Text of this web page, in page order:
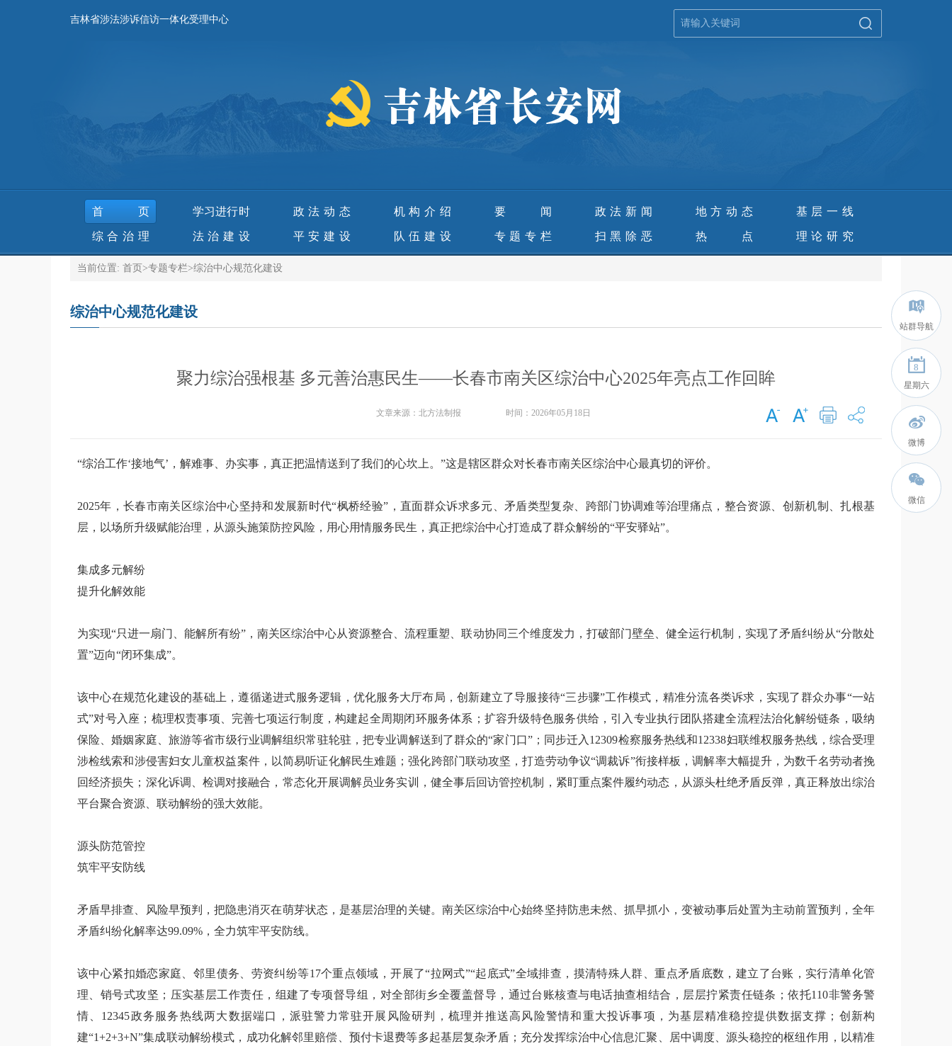
吉林省涉法涉诉信访一体化受理中心
首页 学习进行时 政法动态 机构介绍 要 闻 政法新闻 地方动态 基层一线
综合治理 法治建设 平安建设 队伍建设 专题专栏 扫黑除恶 热 点 理论研究
当前位置: 首页 >专题专栏>综治中心规范化建设
综治中心规范化建设
聚力综治强根基 多元善治惠民生——长春市南关区综治中心2025年亮点工作回眸
文章来源： 北方法制报 时间： 2026年05月18日
“综治工作‘接地气’，解难事、办实事，真正把温情送到了我们的心坎上。”这是辖区群众对长春市南关区综治中心最真切的评价。
2025年，长春市南关区综治中心坚持和发展新时代“枫桥经验”，直面群众诉求多元、矛盾类型复杂、跨部门协调难等治理痛点，整合资源、创新机制、扎根基
层，以场所升级赋能治理，从源头施策防控风险，用心用情服务民生，真正把综治中心打造成了群众解纷的“平安驿站”。
集成多元解纷
提升化解效能
为实现“只进一扇门、能解所有纷”，南关区综治中心从资源整合、流程重塑、联动协同三个维度发力，打破部门壁垒、健全运行机制，实现了矛盾纠纷从“分散处
置”迈向“闭环集成”。
该中心在规范化建设的基础上，遵循递进式服务逻辑，优化服务大厅布局，创新建立了导服接待“三步骤”工作模式，精准分流各类诉求，实现了群众办事“一站
式”对号入座；梳理权责事项、完善七项运行制度，构建起全周期闭环服务体系；扩容升级特色服务供给，引入专业执行团队搭建全流程法治化解纷链条，吸纳
保险、婚姻家庭、旅游等省市级行业调解组织常驻轮驻，把专业调解送到了群众的“家门口”；同步迁入12309检察服务热线和12338妇联维权服务热线，综合受理
涉检线索和涉侵害妇女儿童权益案件，以简易听证化解民生难题；强化跨部门联动攻坚，打造劳动争议“调裁诉”衔接样板，调解率大幅提升，为数千名劳动者挽
回经济损失；深化诉调、检调对接融合，常态化开展调解员业务实训，健全事后回访管控机制，紧盯重点案件履约动态，从源头杜绝矛盾反弹，真正释放出综治
平台聚合资源、联动解纷的强大效能。
源头防范管控
筑牢平安防线
矛盾早排查、风险早预判，把隐患消灭在萌芽状态，是基层治理的关键。南关区综治中心始终坚持防患未然、抓早抓小，变被动事后处置为主动前置预判，全年
矛盾纠纷化解率达99.09%，全力筑牢平安防线。
该中心紧扣婚恋家庭、邻里债务、劳资纠纷等17个重点领域，开展了“拉网式”“起底式”全域排查，摸清特殊人群、重点矛盾底数，建立了台账，实行清单化管
理、销号式攻坚；压实基层工作责任，组建了专项督导组，对全部街乡全覆盖督导，通过台账核查与电话抽查相结合，层层拧紧责任链条；依托110非警务警
情、12345政务服务热线两大数据端口，派驻警力常驻开展风险研判，梳理并推送高风险警情和重大投诉事项，为基层精准稳控提供数据支撑；创新构
建“1+2+3+N”集成联动解纷模式，成功化解邻里赔偿、预付卡退费等多起基层复杂矛盾；充分发挥综治中心信息汇聚、居中调度、源头稳控的枢纽作用，以精准
站群导航
8
星期六
微博
微信